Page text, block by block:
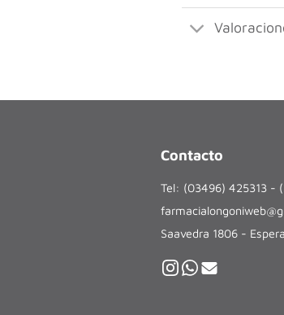
Contacto
Tel: (03496) 425313 -
Saavedra 1806 -